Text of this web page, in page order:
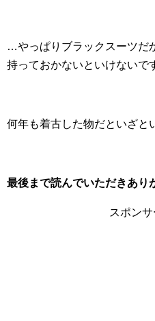
…やっぱりブラックスーツだ
持っておかないといけないで
何年も着古した物だといざと
最後まで読んでいただきあり
スポン